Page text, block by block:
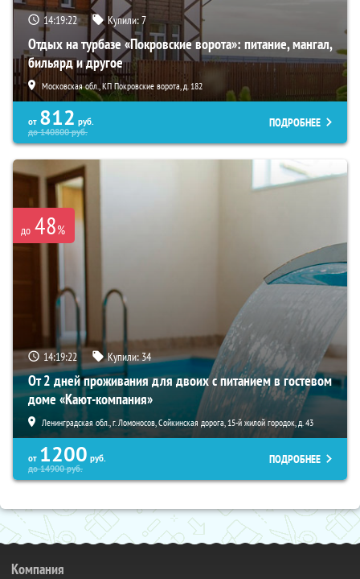
14:19:21 Купили:7
Отдых на турбазе «Покровские ворота»: питание, мангал,
бильярд и другое
Московская обл., КП Покровские ворота, д. 182
от 812 руб.
до140800руб.
ПОДРОБНЕЕ
до 48%
14:19:21 Купили:34
От 2 дней проживания для двоих с питанием в гостевом
доме «Кают-компания»
Ленинградская обл., г. Ломоносов, Сойкинская дорога, 15-й жилой городок, д. 43
от 1200 руб.
до14900руб.
ПОДРОБНЕЕ
Компания